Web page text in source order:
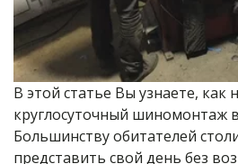
В этой статье Вы узнаете, как
круглосуточный шиномонтаж
Большинству обитателей
представить свой день без